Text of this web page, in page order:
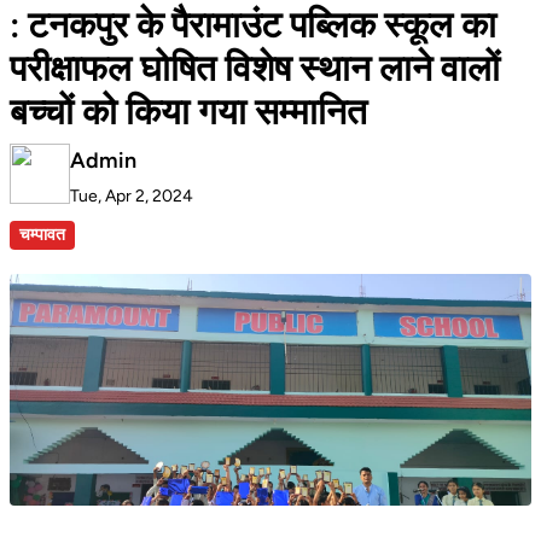
: टनकपुर के पैरामाउंट पब्लिक स्कूल का
परीक्षाफल घोषित विशेष स्थान लाने वालों
बच्चों को किया गया सम्मानित
Admin
Tue, Apr 2, 2024
चम्पावत